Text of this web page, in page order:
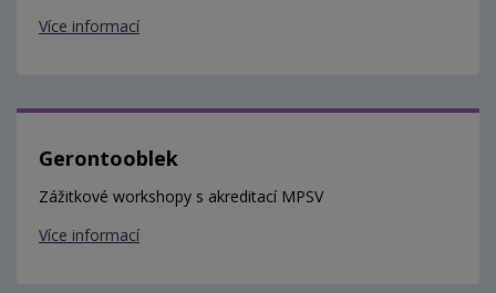
Více informací
Gerontooblek
Zážitkové workshopy s akreditací MPSV
Více informací